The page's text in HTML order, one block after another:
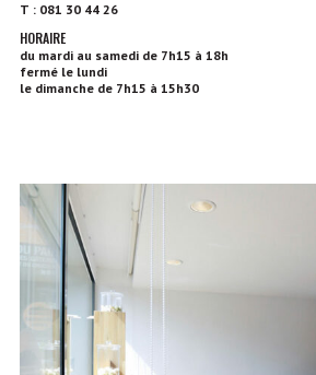
T : 081 30 44 26
HORAIRE
du mardi au samedi de 7h15 à 18h
fermé le lundi
le dimanche de 7h15 à 15h30